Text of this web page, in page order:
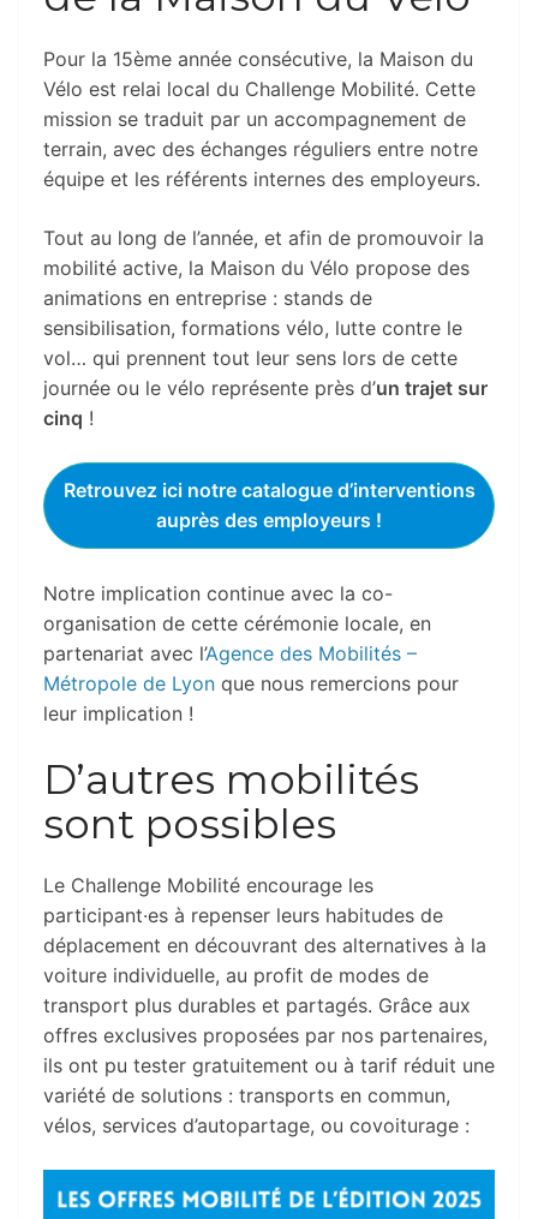
Pour la 15ème année consécutive, la Maison du
Vélo est relai local du Challenge Mobilité. Cette
mission se traduit par un accompagnement de
terrain, avec des échanges réguliers entre notre
équipe et les référents internes des employeurs.
Tout au long de l’année, et afin de promouvoir la
mobilité active, la Maison du Vélo propose des
animations en entreprise : stands de
sensibilisation, formations vélo, lutte contre le
vol… qui prennent tout leur sens lors de cette
journée ou le vélo représente près d’un trajet sur
cinq !
Retrouvez ici notre catalogue d’interventions
auprès des employeurs !
Notre implication continue avec la co-
organisation de cette cérémonie locale, en
partenariat avec l’Agence des Mobilités –
Métropole de Lyon que nous remercions pour
leur implication !
D’autres mobilités
sont possibles
Le Challenge Mobilité encourage les
participant·es à repenser leurs habitudes de
déplacement en découvrant des alternatives à la
voiture individuelle, au profit de modes de
transport plus durables et partagés. Grâce aux
offres exclusives proposées par nos partenaires,
ils ont pu tester gratuitement ou à tarif réduit une
variété de solutions : transports en commun,
vélos, services d’autopartage, ou covoiturage :